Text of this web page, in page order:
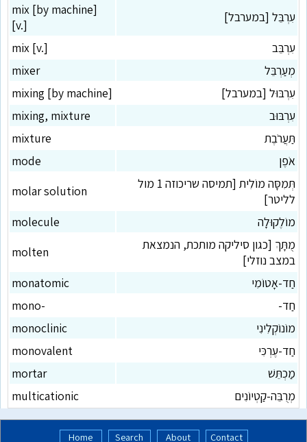
mix [by machine]
[v.]
עִרְבֵּל [במערבל]
mix [v.]
עִרְבֵּב
mixer
מְעַרְבֵּל
mixing [by machine]
עִרְבּוּל [במערבל]
mixing, mixture
עִרְבּוּב
mixture
תַּעֲרֹבֶת
mode
אֹפֶן
molar solution
תְּמִסָּה מוֹלִית [תמיסה שריכוזה 1 מול
לליטר]
molecule
מוֹלֶקוּלָה
molten
מֻתָּךְ [כגון סיליקה מותכת, הנמצאת
במצב נוזלי]
monatomic
חַד-אָטוֹמִי
mono-
חַד-
monoclinic
מוֹנוֹקְלִינִי
monovalent
חַד-עֶרְכִּי
mortar
מַכְתֵּשׁ
multicationic
מְרֻבֵּה-קַטְיוֹנִים
Home Search About Contact